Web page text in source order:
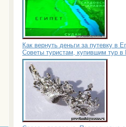
Как вернуть деньги за путевку в
Советы туристам, купившим тур в